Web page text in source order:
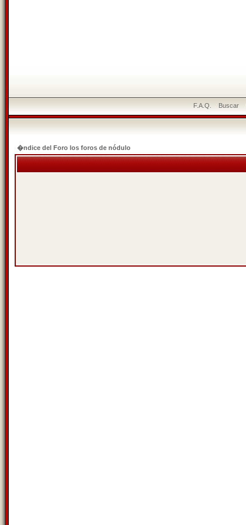
F.A.Q. Buscar
�ndice del Foro los foros de nódulo